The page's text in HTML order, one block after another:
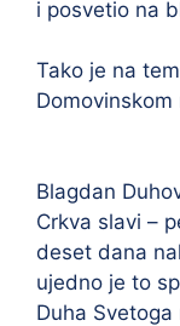
i posvetio na
Tako je na
Blagdan
Crkva slavi –
deset dana
ujedno je to
Duha